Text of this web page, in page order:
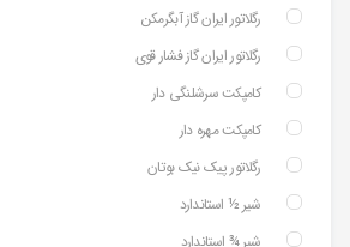
رگلاتور ایران گاز آبگرمکن
رگلاتور ایران گاز فشار قوی
کامپکت سرشلنگی دار
کامپکت مهره دار
رگلاتور پیک نیک بوتان
شیر ½ استاندارد
شیر ¾ استاندارد